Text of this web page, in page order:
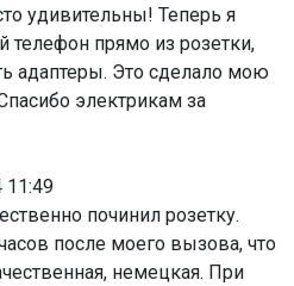
удивительны! Теперь я
телефон прямо из розетки,
адаптеры. Это сделало мою
электрикам за
11:49
починил розетку.
после моего вызова, что
немецкая. При